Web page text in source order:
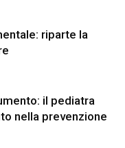
riparte la
il pediatra
nella prevenzione